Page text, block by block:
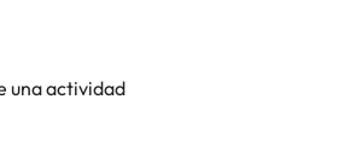
el Mesón
Y, para terminar bien el
de arte que conforman la
una actividad